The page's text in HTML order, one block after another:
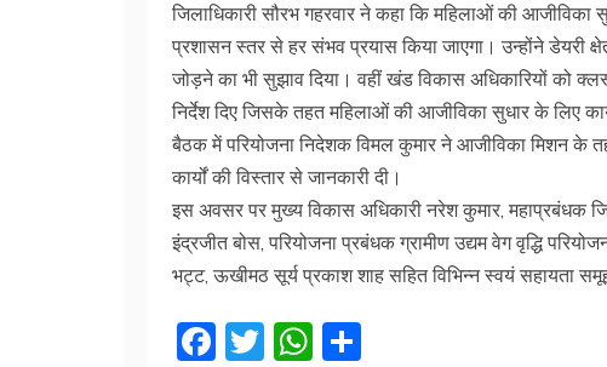
जिलाधिकारी सौरभ गहरवार ने कहा कि महिलाओं की
प्रशासन स्तर से हर संभव प्रयास किया जाएगा। उन्होंने डेयरी
जोड़ने का भी सुझाव दिया। वहीं खंड विकास अधिकारियों को
निर्देश दिए जिसके तहत महिलाओं की आजीविका सुधार के लिए
बैठक में परियोजना निदेशक विमल कुमार ने आजीविका मिशन के
कार्यों की विस्तार से जानकारी दी।
इस अवसर पर मुख्य विकास अधिकारी नरेश कुमार, महाप्रबंधक
इंद्रजीत बोस, परियोजना प्रबंधक ग्रामीण उद्यम वेग वृद्धि
भट्ट, ऊखीमठ सूर्य प्रकाश शाह सहित विभिन्न स्वयं सहायता
F
T
W